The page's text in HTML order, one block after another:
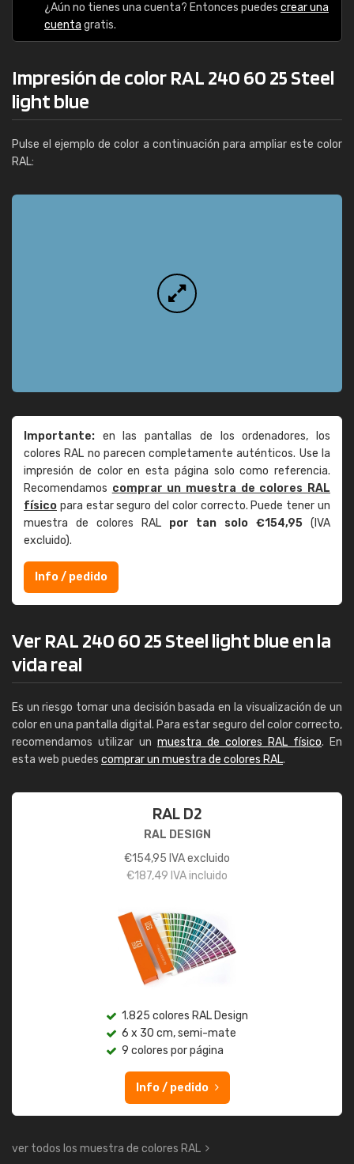
¿Aún no tienes una cuenta? Entonces puedes crear una
cuenta gratis.
Impresión de color RAL 240 60 25 Steel
light blue
Pulse el ejemplo de color a continuación para ampliar este color
RAL:
Importante: en las pantallas de los ordenadores, los
colores RAL no parecen completamente auténticos. Use la
impresión de color en esta página solo como referencia.
Recomendamos comprar un muestra de colores RAL
físico para estar seguro del color correcto. Puede tener un
muestra de colores RAL por tan solo €154,95 (IVA
excluido).
Info / pedido
Ver RAL 240 60 25 Steel light blue en la
vida real
Es un riesgo tomar una decisión basada en la visualización de un
color en una pantalla digital. Para estar seguro del color correcto,
recomendamos utilizar un muestra de colores RAL físico. En
esta web puedes comprar un muestra de colores RAL.
RAL D2
RAL DESIGN
€154,95 IVA excluido
€187,49 IVA incluido
1.825 colores RAL Design
6 x 30 cm, semi-mate
9 colores por página
Info / pedido
ver todos los muestra de colores RAL